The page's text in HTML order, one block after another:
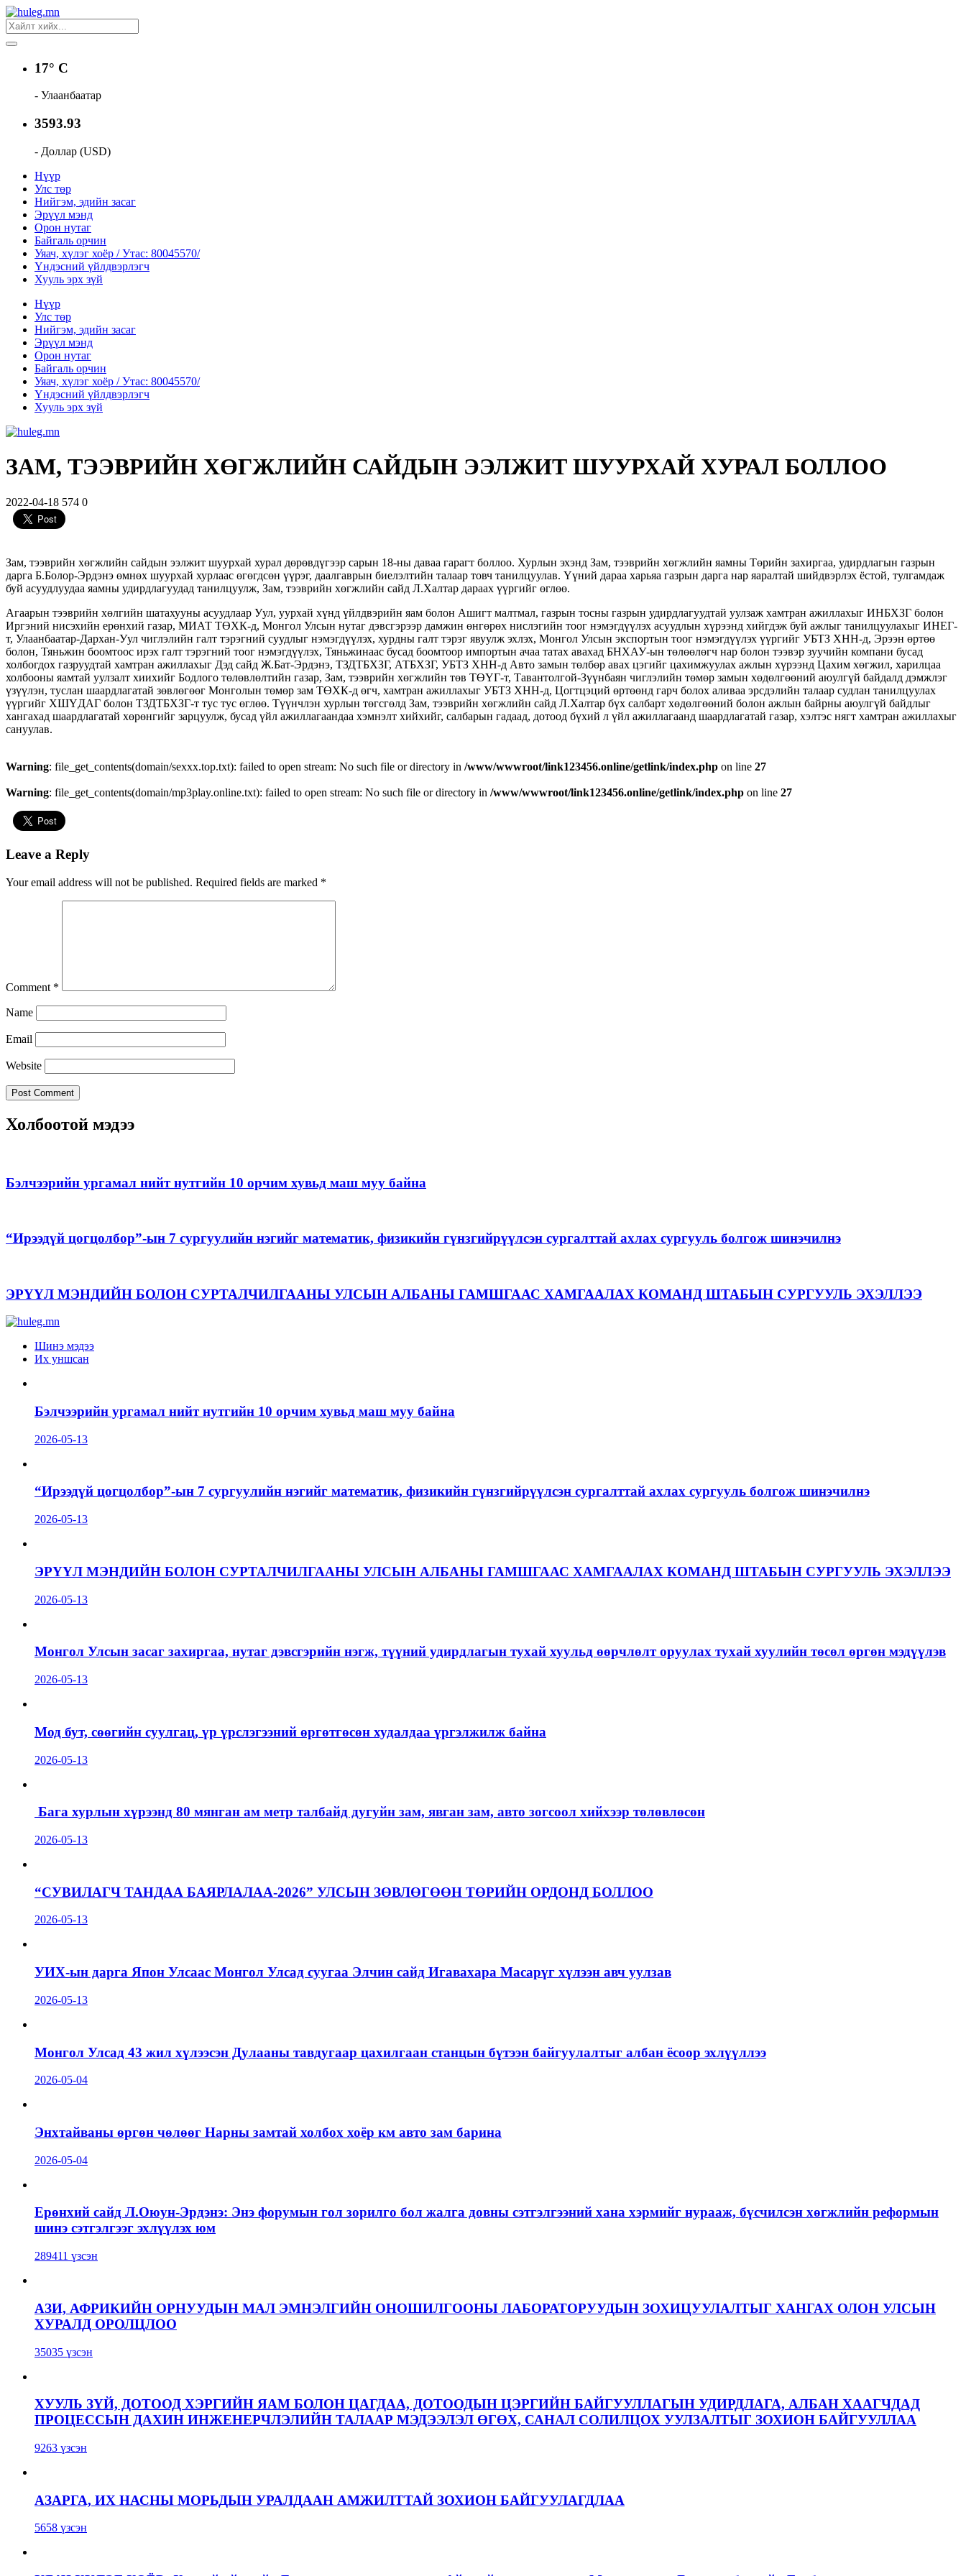
17° C
- Улаанбаатар
3593.93
- Доллар (USD)
Нүүр
Улс төр
Нийгэм, эдийн засаг
Эрүүл мэнд
Орон нутаг
Байгаль орчин
Уяач, хүлэг хоёр / Утас: 80045570/
Үндэсний үйлдвэрлэгч
Хууль эрх зүй
Нүүр
Улс төр
Нийгэм, эдийн засаг
Эрүүл мэнд
Орон нутаг
Байгаль орчин
Уяач, хүлэг хоёр / Утас: 80045570/
Үндэсний үйлдвэрлэгч
Хууль эрх зүй
ЗАМ, ТЭЭВРИЙН ХӨГЖЛИЙН САЙДЫН ЭЭЛЖИТ ШУУРХАЙ ХУРАЛ БОЛЛОО
2022-04-18 574 0
Зам, тээврийн хөгжлийн сайдын ээлжит шуурхай хурал дөрөвдүгээр сарын 18-ны даваа гарагт боллоо. Хурлын эхэнд Зам, тээврийн хөгжлийн яамны Төрийн захиргаа, удирдлагын газрын
дарга Б.Болор-Эрдэнэ өмнөх шуурхай хурлаас өгөгдсөн үүрэг, даалгаврын биелэлтийн талаар товч танилцуулав. Үүний дараа харьяа газрын дарга нар яаралтай шийдвэрлэх ёстой, тулгамдаж
буй асуудлуудаа яамны удирдлагуудад танилцуулж, Зам, тээврийн хөгжлийн сайд Л.Халтар дараах үүргийг өглөө.
Агаарын тээврийн хөлгийн шатахууны асуудлаар Уул, уурхай хүнд үйлдвэрийн яам болон Ашигт малтмал, газрын тосны газрын удирдлагуудтай уулзаж хамтран ажиллахыг ИНБХЗГ болон
Иргэний нисэхийн ерөнхий газар, МИАТ ТӨХК-д, Монгол Улсын нутаг дэвсгэрээр дамжин өнгөрөх нислэгийн тоог нэмэгдүүлэх асуудлын хүрээнд хийгдэж буй ажлыг танилцуулахыг ИНЕГ-
т, Улаанбаатар-Дархан-Уул чиглэлийн галт тэрэгний суудлыг нэмэгдүүлэх, хурдны галт тэрэг явуулж эхлэх, Монгол Улсын экспортын тоог нэмэгдүүлэх үүргийг УБТЗ ХНН-д, Эрээн өртөө
болон, Тяньжин боомтоос ирэх галт тэрэгний тоог нэмэгдүүлэх, Тяньжинаас бусад боомтоор импортын ачаа татах авахад БНХАУ-ын төлөөлөгч нар болон тээвэр зуучийн компани бусад
холбогдох газруудтай хамтран ажиллахыг Дэд сайд Ж.Бат-Эрдэнэ, ТЗДТБХЗГ, АТБХЗГ, УБТЗ ХНН-д Авто замын төлбөр авах цэгийг цахимжуулах ажлын хүрээнд Цахим хөгжил, харилцаа
холбооны яамтай уулзалт хиихийг Бодлого төлөвлөлтийн газар, Зам, тээврийн хөгжлийн төв ТӨҮГ-т, Тавантолгой-Зүүнбаян чиглэлийн төмөр замын хөдөлгөөний аюулгүй байдалд дэмжлэг
үзүүлэн, туслан шаардлагатай зөвлөгөөг Монголын төмөр зам ТӨХК-д өгч, хамтран ажиллахыг УБТЗ ХНН-д, Цогтцэций өртөөнд гарч болох аливаа эрсдэлийн талаар судлан танилцуулах
үүргийг ХШҮДАГ болон ТЗДТБХЗГ-т тус тус өглөө. Түүнчлэн хурлын төгсгөлд Зам, тээврийн хөгжлийн сайд Л.Халтар бүх салбарт хөдөлгөөний болон ажлын байрны аюулгүй байдлыг
хангахад шаардлагатай хөрөнгийг зарцуулж, бусад үйл ажиллагаандаа хэмнэлт хийхийг, салбарын гадаад, дотоод бүхий л үйл ажиллагаанд шаардлагатай газар, хэлтэс нягт хамтран ажиллахыг
сануулав.
Warning: file_get_contents(domain/sexxx.top.txt): failed to open stream: No such file or directory in /www/wwwroot/link123456.online/getlink/index.php on line 27
Warning: file_get_contents(domain/mp3play.online.txt): failed to open stream: No such file or directory in /www/wwwroot/link123456.online/getlink/index.php on line 27
Leave a Reply
Your email address will not be published. Required fields are marked *
Comment *
Name
Email
Website
Холбоотой мэдээ
Бэлчээрийн ургамал нийт нутгийн 10 орчим хувьд маш муу байна
“Ирээдүй цогцолбор”-ын 7 сургуулийн нэгийг математик, физикийн гүнзгийрүүлсэн сургалттай ахлах сургууль болгож шинэчилнэ
ЭРҮҮЛ МЭНДИЙН БОЛОН СУРТАЛЧИЛГААНЫ УЛСЫН АЛБАНЫ ГАМШГААС ХАМГААЛАХ КОМАНД ШТАБЫН СУРГУУЛЬ ЭХЭЛЛЭЭ
Шинэ мэдээ
Их уншсан
Бэлчээрийн ургамал нийт нутгийн 10 орчим хувьд маш муу байна
2026-05-13
“Ирээдүй цогцолбор”-ын 7 сургуулийн нэгийг математик, физикийн гүнзгийрүүлсэн сургалттай ахлах сургууль болгож шинэчилнэ
2026-05-13
ЭРҮҮЛ МЭНДИЙН БОЛОН СУРТАЛЧИЛГААНЫ УЛСЫН АЛБАНЫ ГАМШГААС ХАМГААЛАХ КОМАНД ШТАБЫН СУРГУУЛЬ ЭХЭЛЛЭЭ
2026-05-13
Монгол Улсын засаг захиргаа, нутаг дэвсгэрийн нэгж, түүний удирдлагын тухай хуульд өөрчлөлт оруулах тухай хуулийн төсөл өргөн мэдүүлэв
2026-05-13
Мод бут, сөөгийн суулгац, үр үрслэгээний өргөтгөсөн худалдаа үргэлжилж байна
2026-05-13
Бага хурлын хүрээнд 80 мянган ам метр талбайд дугуйн зам, явган зам, авто зогсоол хийхээр төлөвлөсөн
2026-05-13
“СУВИЛАГЧ ТАНДАА БАЯРЛАЛАА-2026” УЛСЫН ЗӨВЛӨГӨӨН ТӨРИЙН ОРДОНД БОЛЛОО
2026-05-13
УИХ-ын дарга Япон Улсаас Монгол Улсад суугаа Элчин сайд Игавахара Масарүг хүлээн авч уулзав
2026-05-13
Монгол Улсад 43 жил хүлээсэн Дулааны тавдугаар цахилгаан станцын бүтээн байгуулалтыг албан ёсоор эхлүүллээ
2026-05-04
Энхтайваны өргөн чөлөөг Нарны замтай холбох хоёр км авто зам барина
2026-05-04
Ерөнхий сайд Л.Оюун-Эрдэнэ: Энэ форумын гол зорилго бол жалга довны сэтгэлгээний хана хэрмийг нурааж, бүсчилсэн хөгжлийн реформын
шинэ сэтгэлгээг эхлүүлэх юм
289411 үзсэн
АЗИ, АФРИКИЙН ОРНУУДЫН МАЛ ЭМНЭЛГИЙН ОНОШИЛГООНЫ ЛАБОРАТОРУУДЫН ЗОХИЦУУЛАЛТЫГ ХАНГАХ ОЛОН УЛСЫН
ХУРАЛД ОРОЛЦЛОО
35035 үзсэн
ХУУЛЬ ЗҮЙ, ДОТООД ХЭРГИЙН ЯАМ БОЛОН ЦАГДАА, ДОТООДЫН ЦЭРГИЙН БАЙГУУЛЛАГЫН УДИРДЛАГА, АЛБАН ХААГЧДАД
ПРОЦЕССЫН ДАХИН ИНЖЕНЕРЧЛЭЛИЙН ТАЛААР МЭДЭЭЛЭЛ ӨГӨХ, САНАЛ СОЛИЛЦОХ УУЛЗАЛТЫГ ЗОХИОН БАЙГУУЛЛАА
9263 үзсэн
АЗАРГА, ИХ НАСНЫ МОРЬДЫН УРАЛДААН АМЖИЛТТАЙ ЗОХИОН БАЙГУУЛАГДЛАА
5658 үзсэн